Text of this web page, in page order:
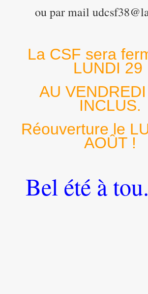
ou par mail
La CSF sera
LUNDI 29
AU
INCLUS.
Réouverture le
AOÛT !
Bel été à